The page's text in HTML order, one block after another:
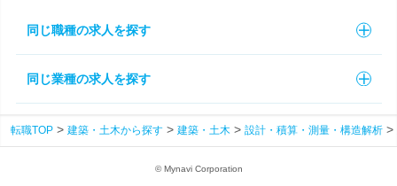
同じ職種の求人を探す
同じ業種の求人を探す
転職TOP 建築・土木から探す 建築・土木 設計・積算・測量・構造解析
© Mynavi Corporation